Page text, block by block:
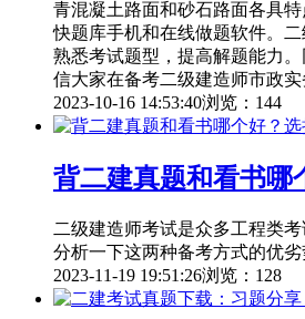
青混凝土路面和砂石路面各具
快题库手机和在线做题软件。
熟悉考试题型，提高解题能力
信大家在备考二级建造师市政
2023-10-16 14:53:40浏览：144
背二建真题和看书哪
二级建造师考试是众多工程类
分析一下这两种备考方式的优
2023-11-19 19:51:26浏览：128